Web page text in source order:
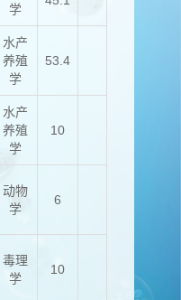
学
水产
养殖
学
53.4
水产
养殖
学
10
动物
学
6
毒理
学
10